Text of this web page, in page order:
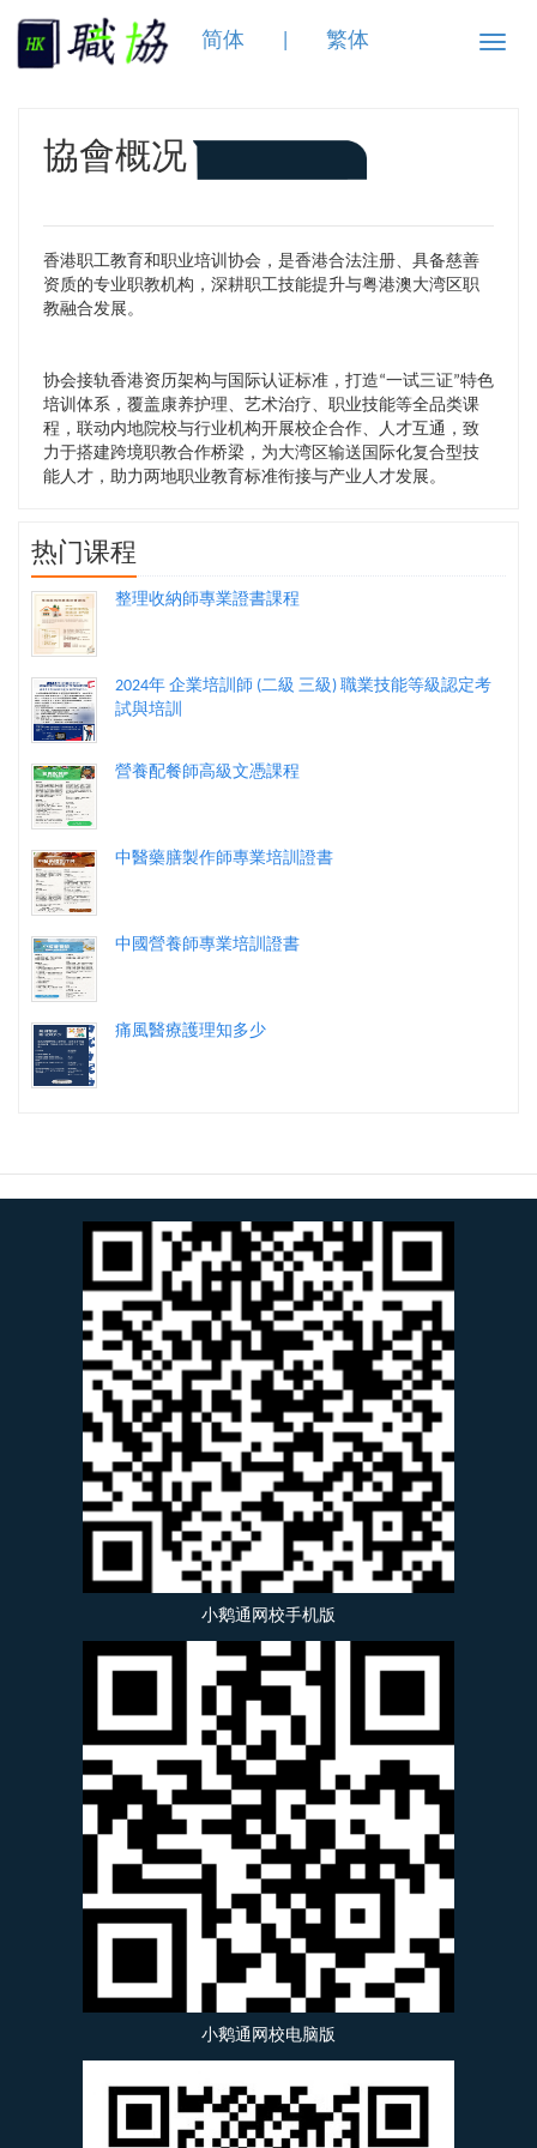
Toggle
简体 繁体
協會概况
香港职工教育和职业培训协会，是香港合法注册、具备慈善
资质的专业职教机构，深耕职工技能提升与粤港澳大湾区职
教融合发展。
协会接轨香港资历架构与国际认证标准，打造“一试三证”特色
培训体系，覆盖康养护理、艺术治疗、职业技能等全品类课
程，联动内地院校与行业机构开展校企合作、人才互通，致
力于搭建跨境职教合作桥梁，为大湾区输送国际化复合型技
能人才，助力两地职业教育标准衔接与产业人才发展。
热门课程
整理收納師專業證書課程
2024年 企業培訓師 (二級 三級) 職業技能等級認定考
試與培訓
營養配餐師高級文憑課程
中醫藥膳製作師專業培訓證書
中國營養師專業培訓證書
痛風醫療護理知多少
小鹅通网校手机版
小鹅通网校电脑版